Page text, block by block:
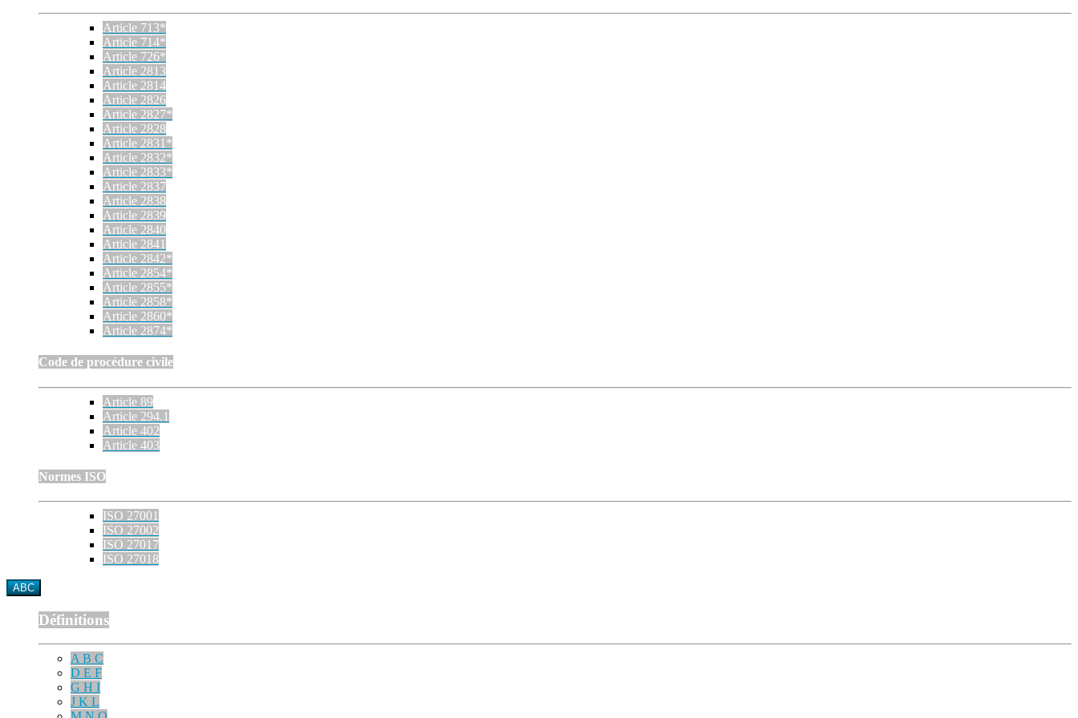
Article 713*
Article 714*
Article 726*
Article 2813
Article 2814
Article 2826
Article 2827*
Article 2828
Article 2831*
Article 2832*
Article 2833*
Article 2837
Article 2838
Article 2839
Article 2840
Article 2841
Article 2842*
Article 2854*
Article 2855*
Article 2858*
Article 2860*
Article 2874*
Code de procédure civile
Article 89
Article 294.1
Article 402
Article 403
Normes ISO
ISO 27001
ISO 27002
ISO 27017
ISO 27018
ABC
Définitions
A B C
D E F
G H I
J K L